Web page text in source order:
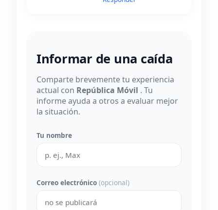
Informar de una caída
Comparte brevemente tu experiencia
actual con República Móvil . Tu
informe ayuda a otros a evaluar mejor
la situación.
Tu nombre
Correo electrónico (opcional)